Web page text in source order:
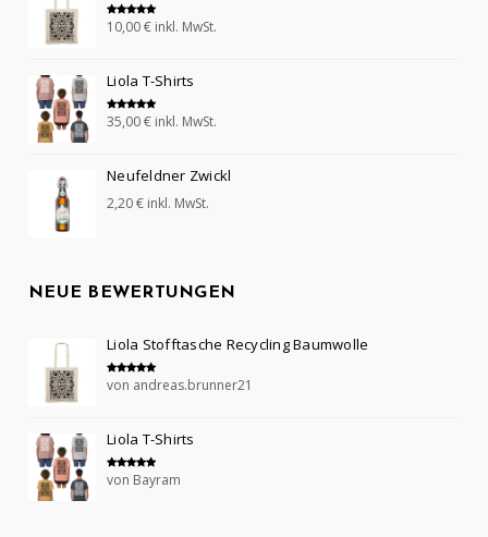
Bewertet mit
5.00
10,00€ inkl. MwSt.
Liola T-Shirts
Bewertet mit
5.00
35,00€ inkl. MwSt.
Neufeldner Zwickl
2,20€ inkl. MwSt.
NEUE BEWERTUNGEN
Liola Stofftasche Recycling Baumwolle
Bewertet mit
von andreas.brunner21
Liola T-Shirts
Bewertet mit
von Bayram